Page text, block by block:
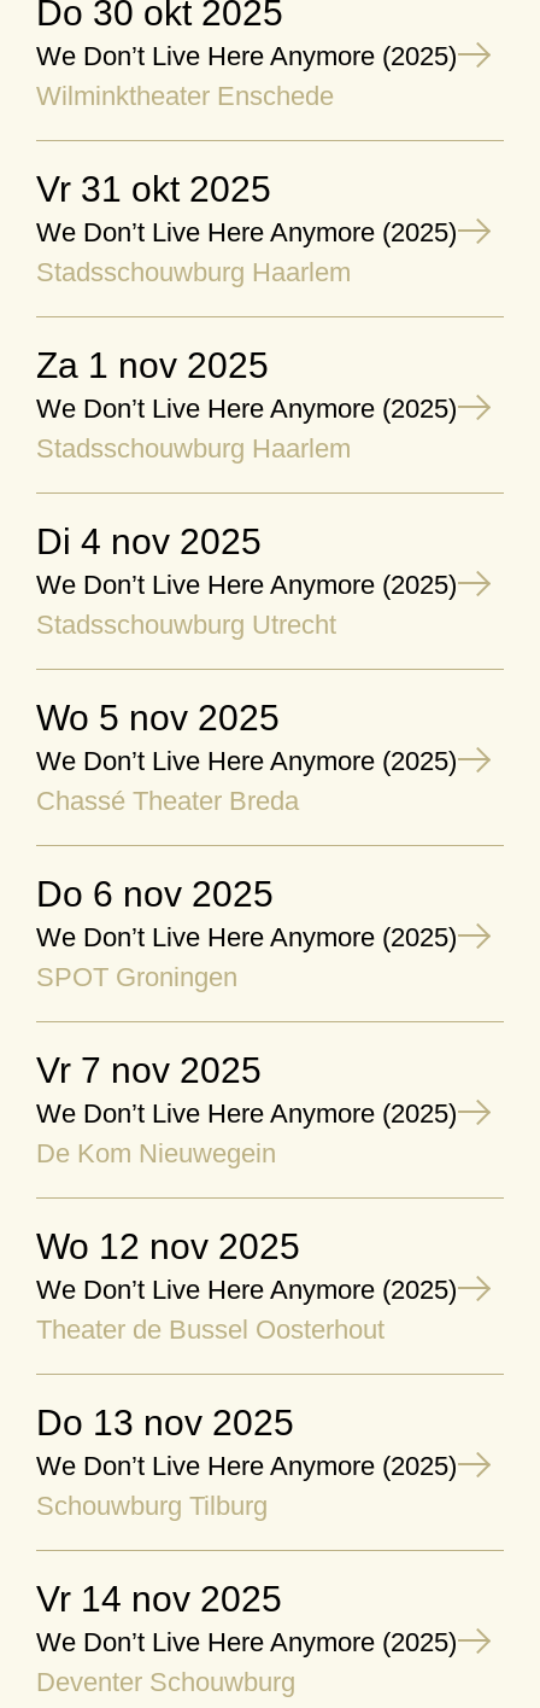
do 30 okt 2025
We Don’t Live Here Anymore (2025)
Wilminktheater Enschede
vr 31 okt 2025
We Don’t Live Here Anymore (2025)
Stadsschouwburg Haarlem
za 1 nov 2025
We Don’t Live Here Anymore (2025)
Stadsschouwburg Haarlem
di 4 nov 2025
We Don’t Live Here Anymore (2025)
Stadsschouwburg Utrecht
wo 5 nov 2025
We Don’t Live Here Anymore (2025)
Chassé Theater Breda
do 6 nov 2025
We Don’t Live Here Anymore (2025)
SPOT Groningen
vr 7 nov 2025
We Don’t Live Here Anymore (2025)
De Kom Nieuwegein
wo 12 nov 2025
We Don’t Live Here Anymore (2025)
Theater de Bussel Oosterhout
do 13 nov 2025
We Don’t Live Here Anymore (2025)
Schouwburg Tilburg
vr 14 nov 2025
We Don’t Live Here Anymore (2025)
Deventer Schouwburg